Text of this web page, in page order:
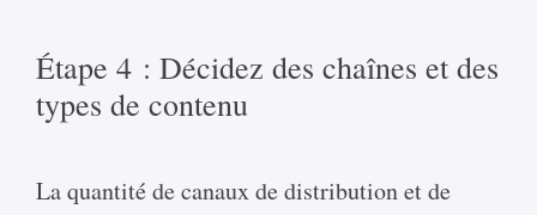
Étape 4 : Décidez des chaînes et des
types de contenu
La quantité de canaux de distribution et de